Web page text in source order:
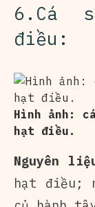
6.Cá
điều:
Hình ảnh:
hạt điều.
Nguyên
hạt điều;